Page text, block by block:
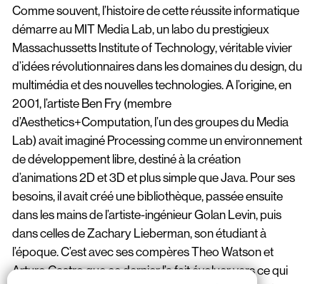
Comme souvent, l’histoire de cette réussite informatique
démarre au MIT Media Lab, un labo du prestigieux
Massachussetts Institute of Technology, véritable vivier
d’idées révolutionnaires dans les domaines du design, du
multimédia et des nouvelles technologies. A l’origine, en
2001, l’artiste Ben Fry (membre
d’Aesthetics+Computation, l’un des groupes du Media
Lab) avait imaginé Processing comme un environnement
de développement libre, destiné à la création
d’animations 2D et 3D et plus simple que Java. Pour ses
besoins, il avait créé une bibliothèque, passée ensuite
dans les mains de l’artiste-ingénieur Golan Levin, puis
dans celles de Zachary Lieberman, son étudiant à
l’époque. C’est avec ses compères Theo Watson et
Arturo Castro que ce dernier l’a fait évoluer vers ce qui